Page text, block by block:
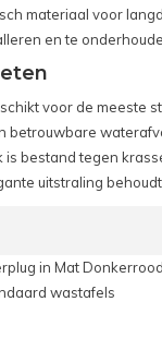
materiaal voor
en te
voor de meeste
betrouwbare
bestand tegen
uitstraling
in Mat Donkerrood
wastafels